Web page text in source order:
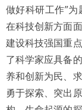
做好科研工作”
在科技创新方面
建设科技强国重
了科学家应具备
养和创新为民、
勇于探索、突出